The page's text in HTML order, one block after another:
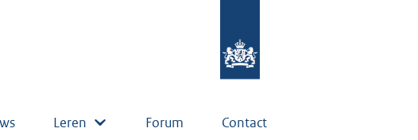
Leren Forum Contact